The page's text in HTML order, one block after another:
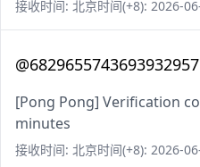
接收时间: 北京时间(+8): 2026-
[Pong Pong] Verification
minutes
接收时间: 北京时间(+8): 2026-